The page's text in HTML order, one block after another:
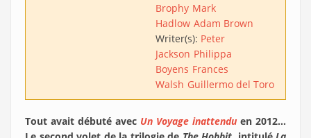
Brophy Mark
Hadlow Adam Brown
Writer(s): Peter
Jackson Philippa
Boyens Frances
Walsh Guillermo del Toro
Tout avait débuté avec Un Voyage inattendu en 2012…